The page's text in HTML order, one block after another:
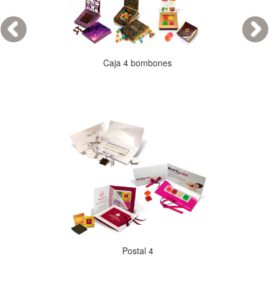
Caja 4 bombones
Postal 4